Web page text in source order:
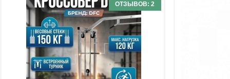
Доставка:БЕСПЛАТНО, 2-3 дня
ОТЗЫВОВ: 2